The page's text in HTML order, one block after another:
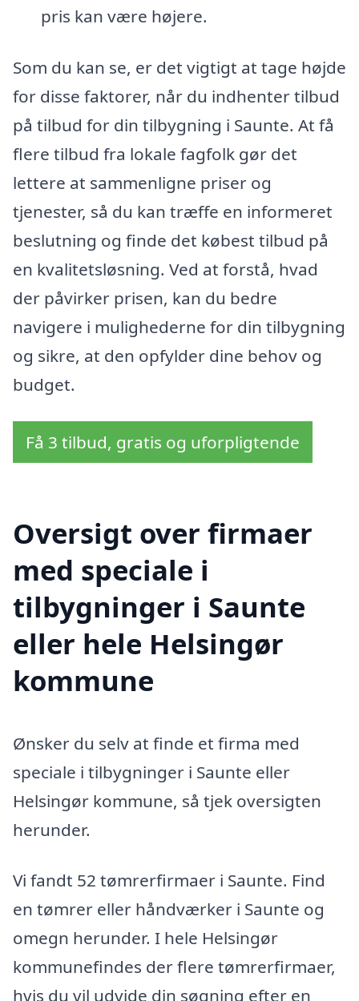
pris kan være højere.
Som du kan se, er det vigtigt at tage højde
for disse faktorer, når du indhenter tilbud
på tilbud for din tilbygning i Saunte. At få
flere tilbud fra lokale fagfolk gør det
lettere at sammenligne priser og
tjenester, så du kan træffe en informeret
beslutning og finde det købest tilbud på
en kvalitetsløsning. Ved at forstå, hvad
der påvirker prisen, kan du bedre
navigere i mulighederne for din tilbygning
og sikre, at den opfylder dine behov og
budget.
Få 3 tilbud, gratis og uforpligtende
Oversigt over firmaer
med speciale i
tilbygninger i Saunte
eller hele Helsingør
kommune
Ønsker du selv at finde et firma med
speciale i tilbygninger i Saunte eller
Helsingør kommune, så tjek oversigten
herunder.
Vi fandt 52 tømrerfirmaer i Saunte. Find
en tømrer eller håndværker i Saunte og
omegn herunder. I hele Helsingør
kommunefindes der flere tømrerfirmaer,
hvis du vil udvide din søgning efter en